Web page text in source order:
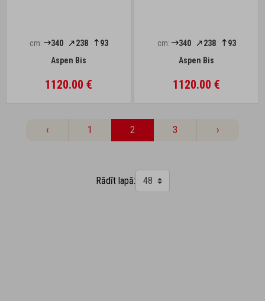
cm: 340 238
93
Aspen Bis
1120.00 €
cm: 340 238
93
Aspen Bis
1120.00 €
‹ 1 2 3 ›
Rādīt lapā: